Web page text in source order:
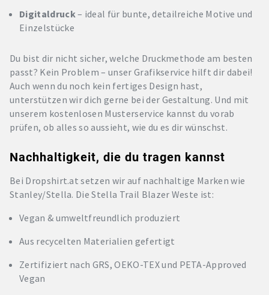
Digitaldruck– ideal für bunte, detailreiche Motive und
Einzelstücke
Du bist dir nicht sicher, welche Druckmethode am besten
passt? Kein Problem – unser Grafikservice hilft dir dabei!
Auch wenn du noch kein fertiges Design hast,
unterstützen wir dich gerne bei der Gestaltung. Und mit
unserem kostenlosen Musterservice kannst du vorab
prüfen, ob alles so aussieht, wie du es dir wünschst.
Nachhaltigkeit, die du tragen kannst
Bei Dropshirt.at setzen wir auf nachhaltige Marken wie
Stanley/Stella. Die Stella Trail Blazer Weste ist:
Vegan & umweltfreundlich produziert
Aus recycelten Materialien gefertigt
Zertifiziert nach GRS, OEKO-TEX und PETA-Approved
Vegan